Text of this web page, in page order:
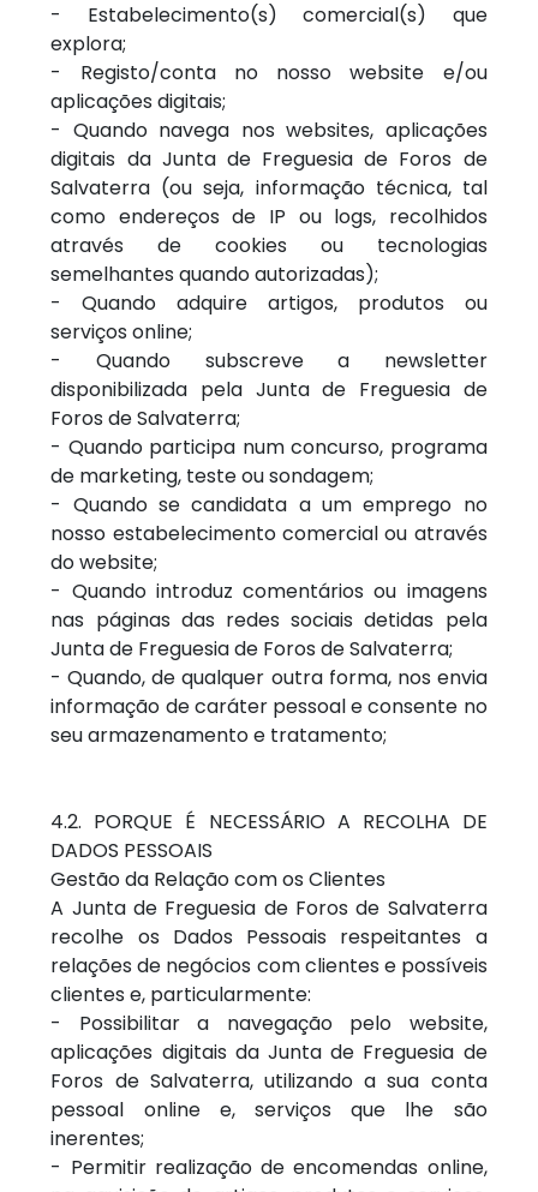
- Estabelecimento(s) comercial(s) que
explora;
- Registo/conta no nosso website e/ou
aplicações digitais;
- Quando navega nos websites, aplicações
digitais da Junta de Freguesia de Foros de
Salvaterra (ou seja, informação técnica, tal
como endereços de IP ou logs, recolhidos
através de cookies ou tecnologias
semelhantes quando autorizadas);
- Quando adquire artigos, produtos ou
serviços online;
- Quando subscreve a newsletter
disponibilizada pela Junta de Freguesia de
Foros de Salvaterra;
- Quando participa num concurso, programa
de marketing, teste ou sondagem;
- Quando se candidata a um emprego no
nosso estabelecimento comercial ou através
do website;
- Quando introduz comentários ou imagens
nas páginas das redes sociais detidas pela
Junta de Freguesia de Foros de Salvaterra;
- Quando, de qualquer outra forma, nos envia
informação de caráter pessoal e consente no
seu armazenamento e tratamento;
4.2. PORQUE É NECESSÁRIO A RECOLHA DE
DADOS PESSOAIS
Gestão da Relação com os Clientes
A Junta de Freguesia de Foros de Salvaterra
recolhe os Dados Pessoais respeitantes a
relações de negócios com clientes e possíveis
clientes e, particularmente:
- Possibilitar a navegação pelo website,
aplicações digitais da Junta de Freguesia de
Foros de Salvaterra, utilizando a sua conta
pessoal online e, serviços que lhe são
inerentes;
- Permitir realização de encomendas online,